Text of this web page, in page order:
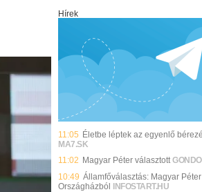
Hírek
11:05 Életbe léptek az egyenlő
MA7.SK
11:02 Magyar Péter választott
10:49 Államfőválasztás: Magyar
Országházból INFOSTART.HU